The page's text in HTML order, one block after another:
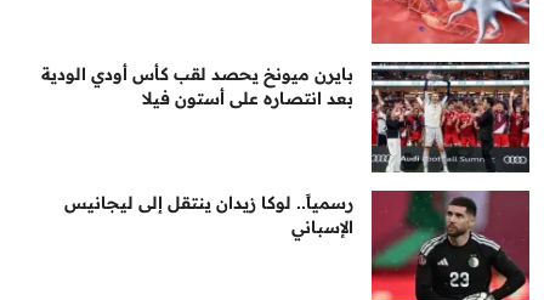
بايرن ميونخ يحصد لقب كأس أودي الودية
بعد انتصاره على أستون فيلا
رسمياً.. لوكا زيدان ينتقل إلى ليجانيس
الإسباني